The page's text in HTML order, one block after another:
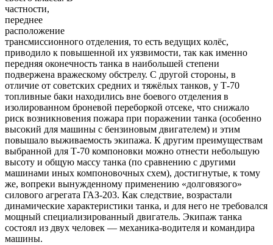
частности,
переднее
расположение
трансмиссионного отделения, то есть ведущих колёс,
приводило к повышенной их уязвимости, так как именно
передняя оконечность танка в наибольшей степени
подвержена вражескому обстрелу. С другой стороны, в
отличие от советских средних и тяжёлых танков, у Т-70
топливные баки находились вне боевого отделения в
изолированном броневой переборкой отсеке, что снижало
риск возникновения пожара при поражении танка (особенно
высокий для машины с бензиновым двигателем) и этим
повышало выживаемость экипажа. К другим преимуществам
выбранной для Т-70 компоновки можно отнести небольшую
высоту и общую массу танка (по сравнению с другими
машинами иных компоновочных схем), достигнутые, к тому
же, вопреки вынужденному применению «долговязого»
силового агрегата ГАЗ-203. Как следствие, возрастали
динамические характеристики танка, и для него не требовался
мощный специализированный двигатель. Экипаж танка
состоял из двух человек — механика-водителя и командира
машины.